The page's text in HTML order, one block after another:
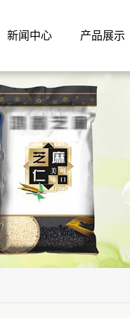
新闻中心 产品展示